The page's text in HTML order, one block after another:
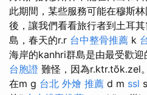
此期間，某些服務可能在穆斯
後，讓我們看看旅行者到土耳
島，春天的r.r 台中整骨推薦 k
海岸的kanhri群島是由最受歡
台胞證 難怪，因為r.ktr.tõk.zel。
在m g 台北 外燴 推薦 d m ssl s